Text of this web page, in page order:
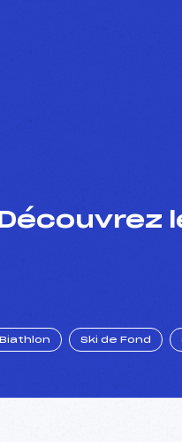
Découvrez
Biathlon Ski de Fond